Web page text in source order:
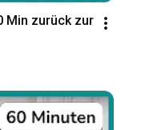
Min zurück zur